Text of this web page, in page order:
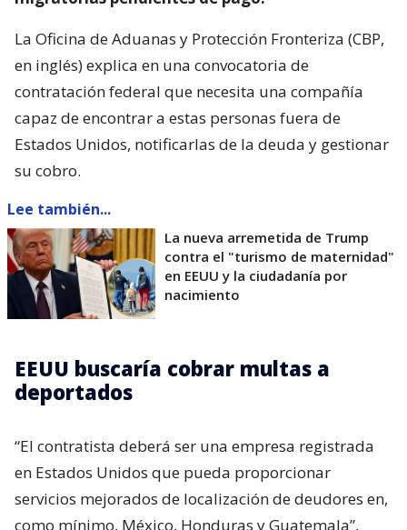
Estados Unidos, notificarlas de la deuda y gestionar
su cobro.
Lee también...
La nueva arremetida de Trump
contra el "turismo de maternidad"
en EEUU y la ciudadanía por
EEUU buscaría cobrar multas a
deportados
“El contratista deberá ser una empresa registrada
servicios mejorados de localización de deudores en,
como mínimo, México, Honduras y Guatemala”,
Una vez localizada la persona, la empresa deberá
comunicarle cuánto debe y facilitar el pago completo de
la multa, un acuerdo para abonarla a plazos u otra